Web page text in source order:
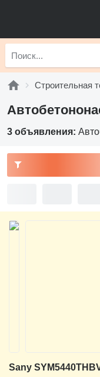
Строительная
3 объявления:
Sany